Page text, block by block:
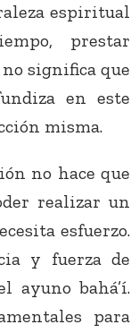
espiritual
prestar
significa que
en este
misma.
no hace que
realizar un
esfuerzo.
y fuerza de
ayuno bahá’í.
para